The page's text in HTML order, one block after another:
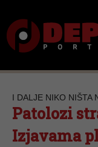
I DALJE NIKO NIŠTA
Patolozi
Izjavama